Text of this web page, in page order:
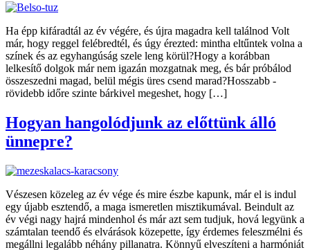
Ha épp kifáradtál az év végére, és újra magadra kell találnod Volt
már, hogy reggel felébredtél, és úgy érezted: mintha eltűntek volna a
színek és az egyhangúság szele leng körül?Hogy a korábban
lelkesítő dolgok már nem igazán mozgatnak meg, és bár próbálod
összeszedni magad, belül mégis üres csend marad?Hosszabb -
rövidebb időre szinte bárkivel megeshet, hogy […]
Hogyan hangolódjunk az előttünk álló
ünnepre?
Vészesen közeleg az év vége és mire észbe kapunk, már el is indul
egy újabb esztendő, a maga ismeretlen misztikumával. Beindult az
év végi nagy hajrá mindenhol és már azt sem tudjuk, hová legyünk a
számtalan teendő és elvárások közepette, így érdemes feleszmélni és
megállni legalább néhány pillanatra. Könnyű elveszíteni a harmóniát